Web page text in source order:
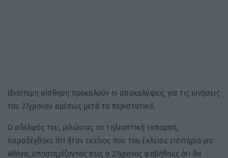
Ιδιαίτερη αίσθηση προκαλούν οι αποκαλύψεις για τις κινήσεις
του 27χρονου αμέσως μετά το περιστατικό.
Ο αδελφός του, μιλώντας σε τηλεοπτική εκπομπή,
παραδέχθηκε ότι ήταν εκείνος που του έκλεισε εισιτήριο για
Αθήνα, υποστηρίζοντας πως ο 27χρονος φοβήθηκε ότι θα